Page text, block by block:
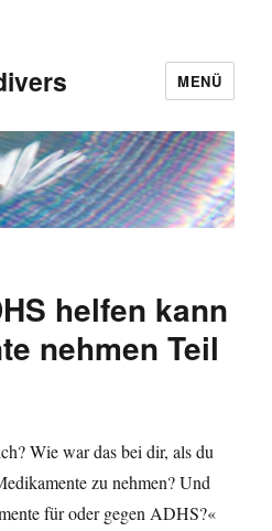
MENÜ
helfen kann
nehmen Teil
Wie war das bei dir, als du
zu nehmen? Und
für oder gegen ADHS?«